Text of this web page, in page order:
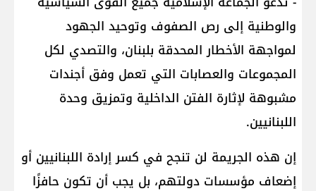
والوطنية إلى رص الصفوف وتوحيد الجهود
لمواجهة الأخطار المحدقة بلبنان، والتصدي لكل
المجموعات والعصابات التي تعمل وفق أجندات
مشبوهة لإثارة الفتن الداخلية وتمزيق وحدة
اللبنانيين.
إن هذه الجريمة لن تنجح في كسر إرادة اللبنانيين أو
إضعاف مؤسسات دولتهم، بل يجب أن تكون حافزًا